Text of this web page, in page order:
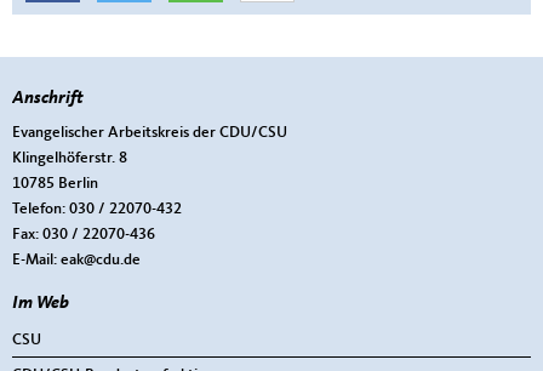
Fußbereich
Anschrift
Evangelischer Arbeitskreis der CDU/CSU
Klingelhöferstr. 8
10785 Berlin
Telefon: 030 / 22070-432
Fax: 030 / 22070-436
E-Mail: eak@cdu.de
Im Web
CSU